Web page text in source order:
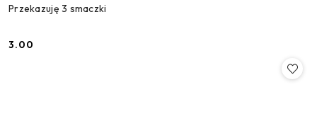
Przekazuję 3 smaczki
Cena:
3.00